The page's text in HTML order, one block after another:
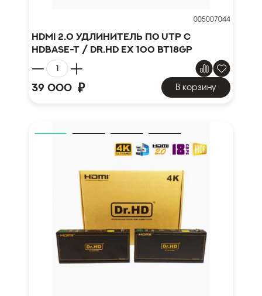
005007044
HDMI 2.0 удлинитель по UTP с
HDBase-T / Dr.HD EX 100 BT18Gp
39 000 ₽ В корзину